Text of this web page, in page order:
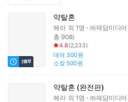
약탈혼
헤라외 1명
㈜재담미디어
총 90화
4.8(2,233)
대여 300원
소장 500원
약탈혼 (완전판)
헤라외 1명
㈜재담미디어